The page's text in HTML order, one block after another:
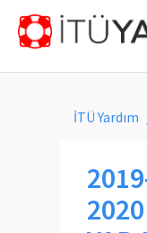
İTÜ Yardım
2020